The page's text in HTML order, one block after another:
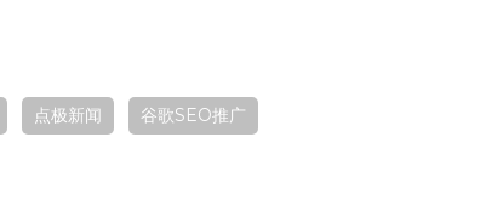
点极新闻 谷歌SEO推广